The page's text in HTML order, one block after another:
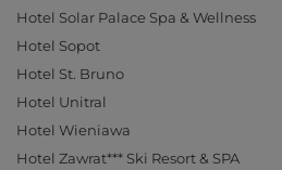
Hotel Solar Palace Spa & Wellness
Hotel Sopot
Hotel St. Bruno
Hotel Unitral
Hotel Wieniawa
Hotel Zawrat*** Ski Resort & SPA